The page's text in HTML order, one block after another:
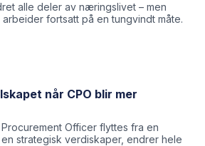
alle deler av næringslivet – men
fortsatt på en tungvindt måte.
når CPO blir mer
Officer flyttes fra en
strategisk verdiskaper, endrer hele